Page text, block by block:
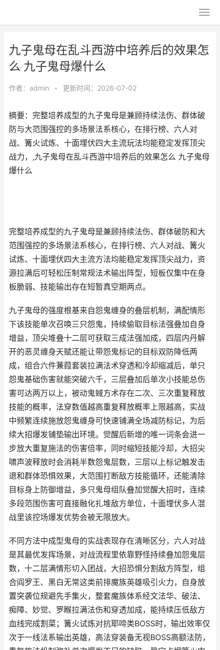
九子鬼母在乱斗西游中培养后的效果怎
么 九子鬼母爆什么
作者： admin • 更新时间：2026-07-02
摘要：完整培养成型的九子鬼母是兼顾持续法伤、群体破
防与大范围强控的多场景法系核心，在排行榜、六人对
战、篝火试炼、十面埋伏四大主流玩法均能稳定发挥顶尖
战力，,九子鬼母在乱斗西游中培养后的效果怎么 九子鬼母
爆什么
完整培养成型的九子鬼母是兼顾持续法伤、群体破防和大
范围强控的多场景法系核心，在排行榜、六人对战、篝火
试炼、十面埋伏四大主流方法均能稳定发挥顶尖战力，资
源拉满后可轻松压制常规法术输出阵型，短板仅集中在身
板脆弱、技能输出存在短暂真空期两点。
九子鬼母的强度根基来自怨鬼缠身的叠层机制，满配情形
下该技能单次召唤三只怨鬼，持续偷取目标法强叠加自身
增益，顶尖堆叠十二层可获取三成法强加成，四层内丹解
开的恶灵缠身天赋还能让带怨鬼标记的目标双防降低两
成，组合六件蒹葭套装拉满法术穿透和冷却缩减后，单只
怨鬼基础伤害就能突破六千，三层叠加后单次小技能总伤
害可达两万以上，被动鬼蜮方术存在二次、三次重复释放
技能的概率，法穿数值越高重复释放概率上限越高，实战
中频繁连续施放怨鬼缠身可快速铺满全场减防标记，为后
续大招爆发铺垫输出环境。觉醒后新增的唯一词条会进一
步放大重复施法的伤害倍率，同时缩短技能冷却，大招尖
啸声波释放时会消耗半数怨鬼层数，三层以上标记触发击
退和群体恐惧效果，大范围打断敌方技能循环，还能清除
目标身上防御增益，多只鬼母组队叠加觉醒大招时，连续
多段范围伤害可直接融化扎堆敌方单位，十面埋伏多人混
战里该控场爆发优势会被无限放大。
不同方法中成型鬼母的实战表现存在清晰区分，六人对战
是其最优发挥场景，对战流程里依靠野怪持续叠加怨鬼层
数，十二层满情形切入团战，大招恐惧分割敌方阵型，组
合阎罗王、黑白无常这类前排魔族英雄吸引火力，自身放
置突袭位规避先手集火，整套魔族体系经文法华、破法、
痴障、妙觉、罗睺拉满法伤和穿透加成，能持续压低敌方
血线完成割菜；篝火试炼对抗耶啼类BOSS时，输出效率仅
次于一线法系输出英雄，高法穿装备无视BOSS高额法防，